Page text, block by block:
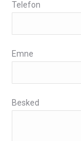
Telefon
Emne
Besked